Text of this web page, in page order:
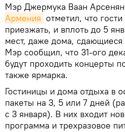
Мэр Джермука Ваан
Армения отметил, что
приезжать, и вплоть до 5
мест, даже дома, сдающиеся
Мэр сообщил, что 31-ого
будут проходить концерты
также ярмарка.
Гостиницы и дома отдыха в
пакеты на 3, 5 или 7 дней
с 3 января). В них входит
программа и трехразовое